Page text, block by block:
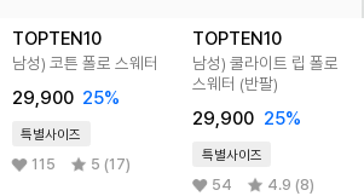
TOPTEN10
남성) 코튼 폴로 스웨터
29,900 25%
특별사이즈
115 5 (17)
TOPTEN10
남성) 쿨라이트 립 폴로
스웨터 (반팔)
29,900 25%
특별사이즈
54 4.9 (8)